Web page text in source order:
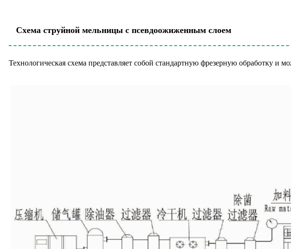
Схема струйной мельницы с псевдоожиженным слоем
Технологическая схема представляет собой стандартную фрезерную обработку и